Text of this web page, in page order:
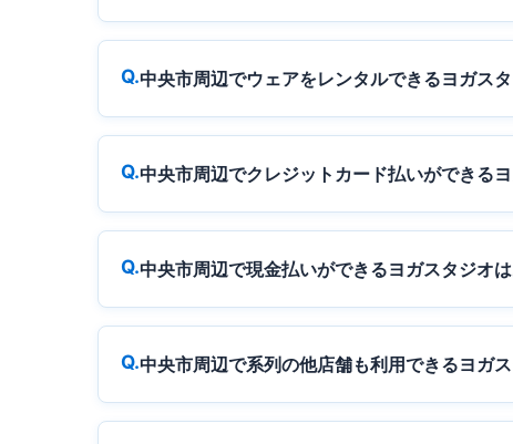
中央市周辺でウェアをレンタルできるヨガス
中央市周辺でクレジットカード払いができる
中央市周辺で現金払いができるヨガスタジオ
中央市周辺で系列の他店舗も利用できるヨガ